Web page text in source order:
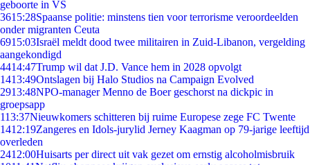
geboorte in VS
3615:28Spaanse politie: minstens tien voor terrorisme veroordeelden
onder migranten Ceuta
6915:03Israël meldt dood twee militairen in Zuid-Libanon, vergelding
aangekondigd
4414:47Trump wil dat J.D. Vance hem in 2028 opvolgt
1413:49Ontslagen bij Halo Studios na Campaign Evolved
2913:48NPO-manager Menno de Boer geschorst na dickpic in
groepsapp
113:37Nieuwkomers schitteren bij ruime Europese zege FC Twente
1412:19Zangeres en Idols-jurylid Jerney Kaagman op 79-jarige leeftijd
overleden
2412:00Huisarts per direct uit vak gezet om ernstig alcoholmisbruik